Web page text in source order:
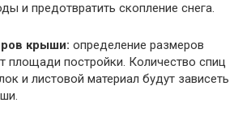
и предотвратить скопление снега.
крыши: определение размеров
площади постройки. Количество спиц
и листовой материал будут зависеть